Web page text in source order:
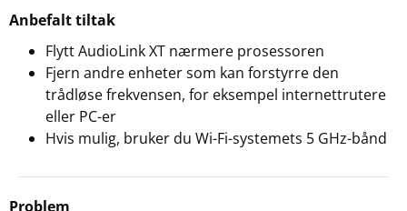
Anbefalt tiltak
Flytt AudioLink XT nærmere prosessoren
Fjern andre enheter som kan forstyrre den
trådløse frekvensen, for eksempel internettrutere
eller PC-er
Hvis mulig, bruker du Wi-Fi-systemets 5 GHz-bånd
Problem